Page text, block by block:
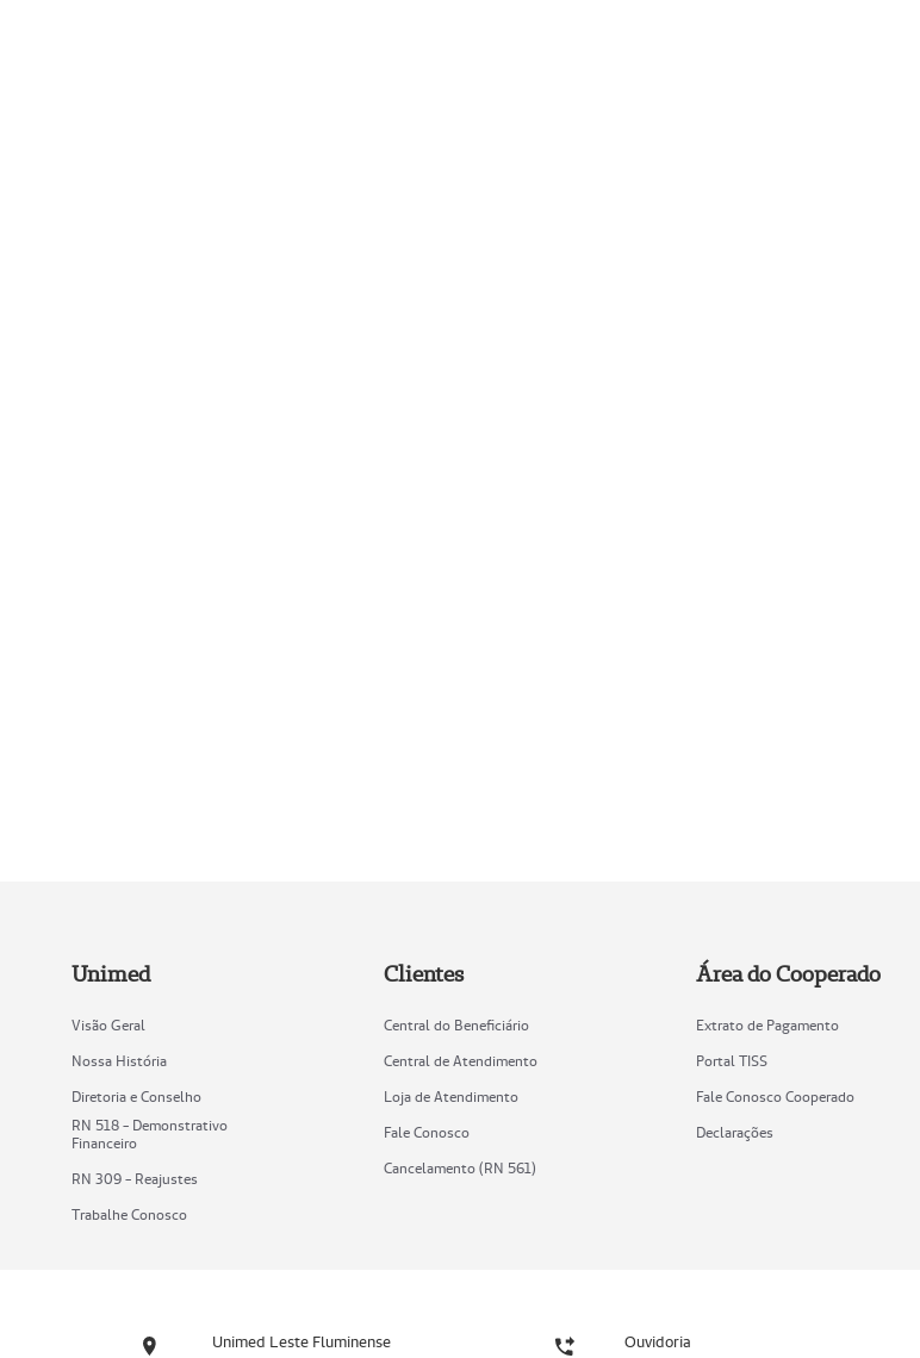
Unimed
Visão Geral
Nossa História
Diretoria e Conselho
RN 518 - Demonstrativo
Financeiro
RN 309 - Reajustes
Trabalhe Conosco
Clientes
Central do Beneficiário
Central de Atendimento
Loja de Atendimento
Fale Conosco
Cancelamento (RN 561)
Área do Cooperado
Extrato de Pagamento
Portal TISS
Fale Conosco Cooperado
Declarações
Unimed Leste Fluminense Ouvidoria